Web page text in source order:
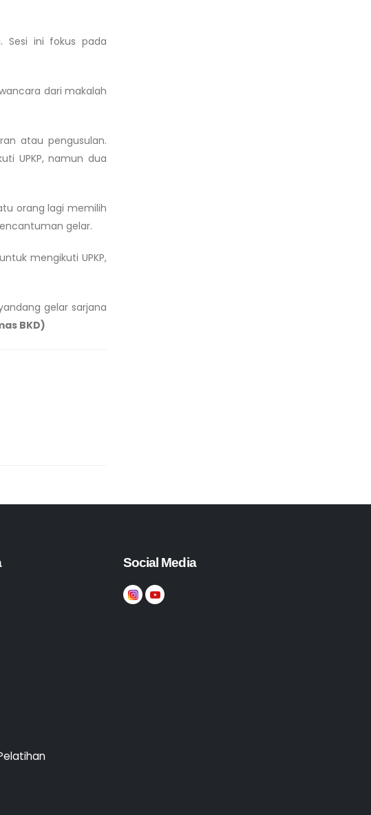
Sesi ini fokus pada
dari makalah
atau pengusulan.
UPKP, namun dua
orang lagi memilih
gelar.
mengikuti UPKP,
gelar sarjana
BKD)
Social Media